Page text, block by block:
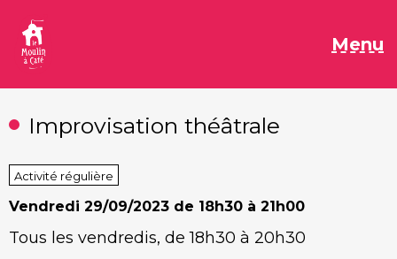
contenu
Menu
Improvisation théâtrale
Activité régulière
Vendredi 29/09/2023 de 18h30 à 21h00
Tous les vendredis, de 18h30 à 20h30